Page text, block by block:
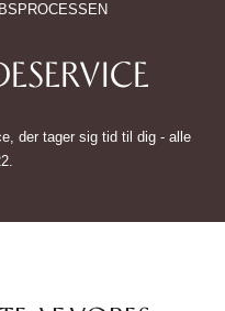
der tager sig tid til dig - alle